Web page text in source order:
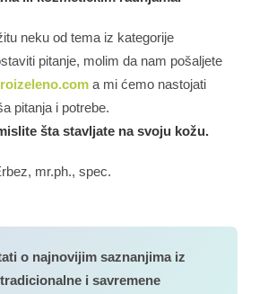
neku od tema iz kategorije
pitanje, molim da nam pošaljete
a mi ćemo nastojati
pitanja i potrebe.
šta stavljate na svoju kožu.
mr.ph., spec.
o najnovijim saznanjima iz
i savremene